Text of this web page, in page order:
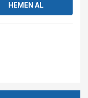
HEMEN AL